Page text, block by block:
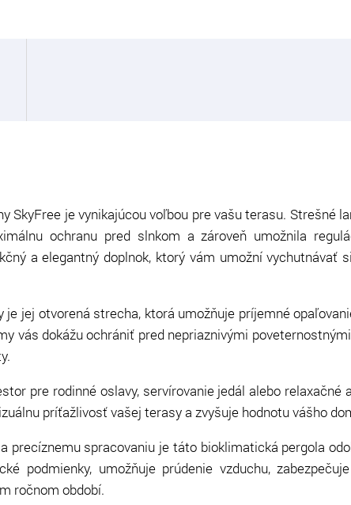
SkyFree je vynikajúcou voľbou pre vašu terasu. Strešné
ochranu pred slnkom a zároveň umožnila
a elegantný doplnok, ktorý vám umožní vychutnávať
je jej otvorená strecha, ktorá umožňuje príjemné
vás dokážu ochrániť pred nepriaznivými
pre rodinné oslavy, servírovanie jedál alebo
príťažlivosť vašej terasy a zvyšuje hodnotu vášho
precíznemu spracovaniu je táto bioklimatická pergola
podmienky, umožňuje prúdenie vzduchu,
ročnom období.